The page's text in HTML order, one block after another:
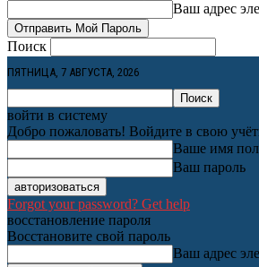
Ваш адрес
Поиск
ПЯТНИЦА, 7 АВГУСТА, 2026
войти в систему
Добро пожаловать! Войдите в свою
Ваше имя
Ваш пароль
Forgot your password? Get help
восстановление пароля
Восстановите свой пароль
Ваш адрес